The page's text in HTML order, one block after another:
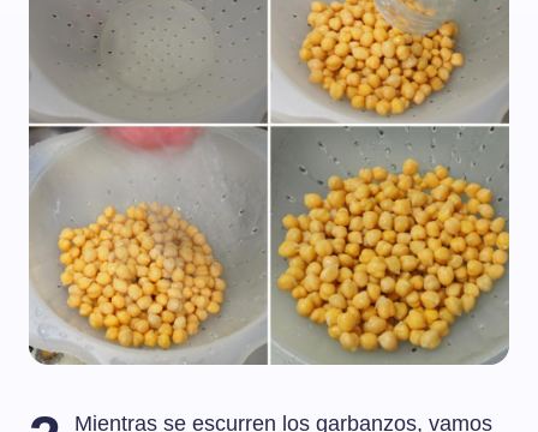
Mientras se escurren los garbanzos, vamos